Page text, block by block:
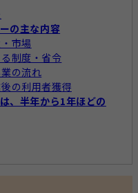
加算
リング
の主な内容
市場
制度・省令
の流れ
の利用者獲得
、半年から1年ほどの